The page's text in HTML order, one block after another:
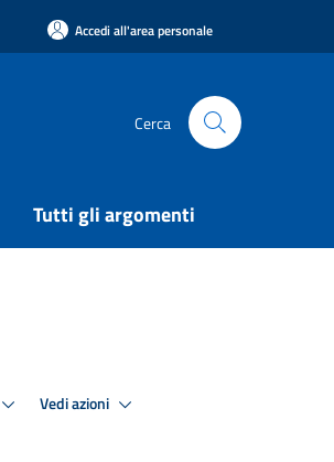
Accedi all'area personale
Cerca
Tutti gli argomenti
Vedi azioni